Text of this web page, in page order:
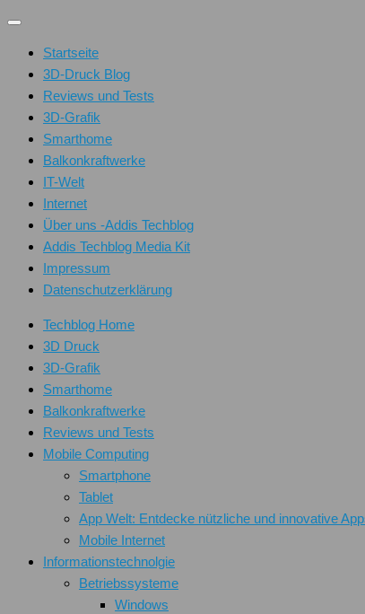
Unter
Inhalt
Startseite
3D-Druck Blog
Reviews und Tests
3D-Grafik
Smarthome
Balkonkraftwerke
IT-Welt
Internet
Über uns -Addis Techblog
Addis Techblog Media Kit
Impressum
Datenschutzerklärung
Techblog Home
3D Druck
3D-Grafik
Smarthome
Balkonkraftwerke
Reviews und Tests
Mobile Computing
Smartphone
Tablet
App Welt: Entdecke nützliche und innovative
Mobile Internet
Informationstechnolgie
Betriebssysteme
Windows